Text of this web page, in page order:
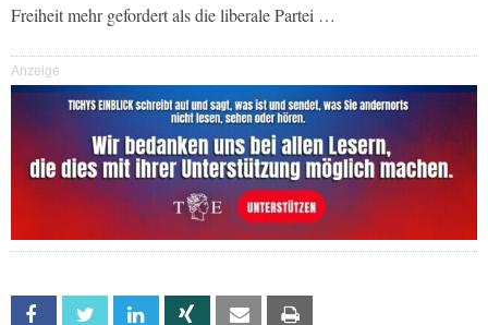
Freiheit mehr gefordert als die liberale Partei …
Anzeige
Facebook Twitter Linkedin Xing Email